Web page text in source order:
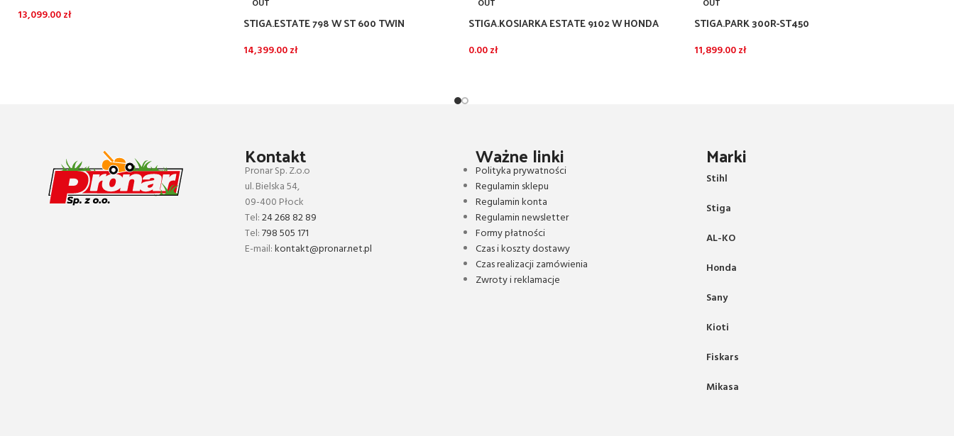
13,099.00zł
OUT
STIGA.ESTATE 798 W ST 600 TWIN
14,399.00zł
OUT
STIGA.KOSIARKA ESTATE 9102 W HONDA
0.00zł
OUT
STIGA.PARK 300R-ST450
11,899.00zł
Kontakt
Pronar Sp. Z.o.o
ul. Bielska 54,
09-400 Płock
Tel:24 268 82 89
Tel:798 505 171
E-mail:kontakt@pronar.net.pl
Ważne linki
Polityka prywatności
Regulamin sklepu
Regulamin konta
Regulamin newsletter
Formy płatności
Czas i koszty dostawy
Czas realizacji zamówienia
Zwroty i reklamacje
Marki
Stihl
Stiga
AL-KO
Honda
Sany
Kioti
Fiskars
Mikasa